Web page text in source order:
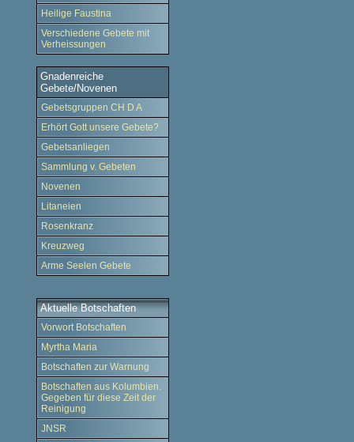
Heilige Faustina
Verschiedene Gebete mit
Verheissungen
Gnadenreiche
Gebete/Novenen
Gebetsgruppen CH D A
Erhört Gott unsere Gebete?
Gebetsanliegen
Sammlung v. Gebeten
Novenen
Litaneien
Rosenkranz
Kreuzweg
Arme Seelen Gebete
Aktuelle Botschaften
Vorwort Botschaften
Myrtha Maria
Botschaften zur Warnung
Botschaften aus Kolumbien.
Gegeben für diese Zeit der
Reinigung
JNSR